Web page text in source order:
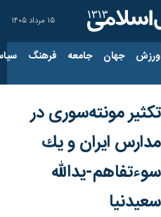
۱۵ مرداد ۱۴۰۵
ورزش جهان جامعه فرهنگ
تكثیر مونته‌سوری در
مدارس ایران و یك
سوءتفاهم-یدالله
سعیدنیا